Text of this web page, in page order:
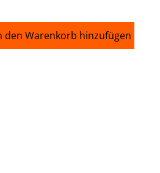
den Warenkorb hinzufügen